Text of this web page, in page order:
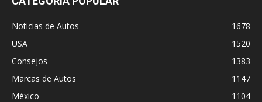
Noticias de Autos
1678
USA
1520
Consejos
1383
Marcas de Autos
1147
México
1104